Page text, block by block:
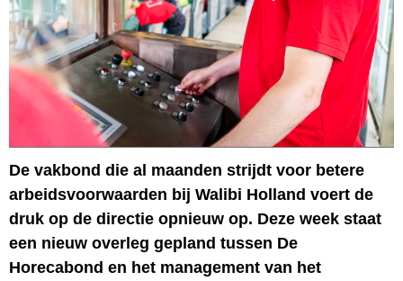
De vakbond die al maanden strijdt voor betere
arbeidsvoorwaarden bij Walibi Holland voert de
druk op de directie opnieuw op. Deze week staat
een nieuw overleg gepland tussen De
Horecabond en het management van het